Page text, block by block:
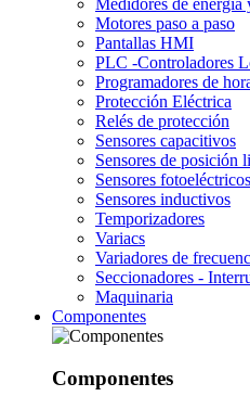
Medidores de energía
Motores paso a paso
Pantallas HMI
PLC -Controladores
Programadores de
Protección Eléctrica
Relés de protección
Sensores capacitivos
Sensores de posición
Sensores fotoeléctricos
Sensores inductivos
Temporizadores
Variacs
Variadores de
Seccionadores -
Maquinaria
Componentes
Componentes